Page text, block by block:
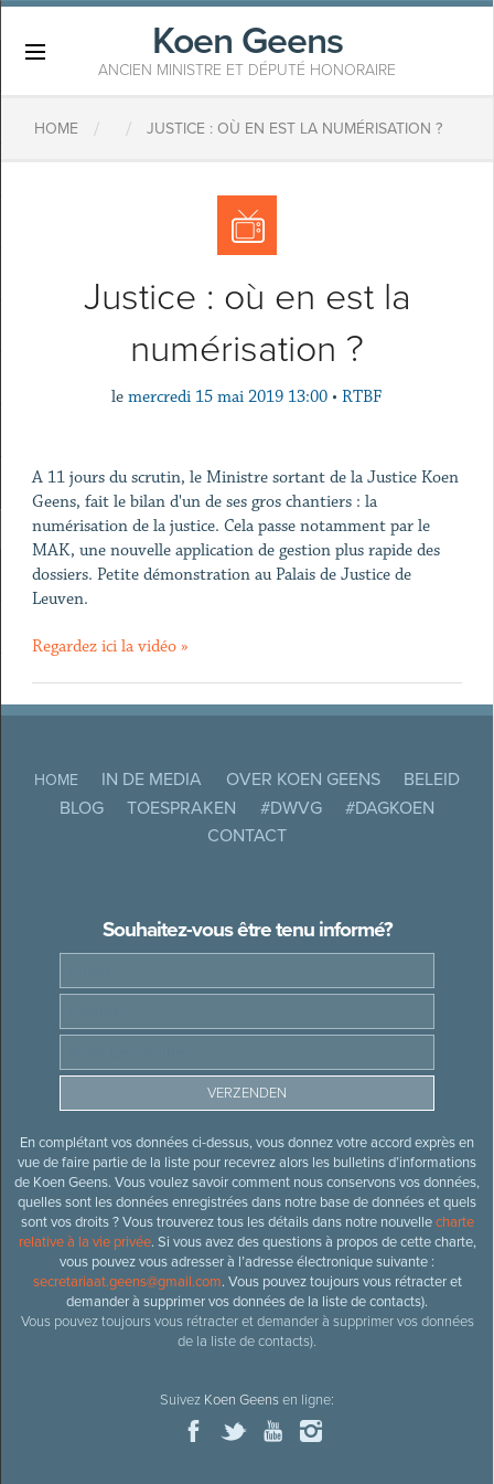
Koen Geens
ANCIEN MINISTRE ET DÉPUTÉ HONORAIRE
HOME / / JUSTICE : OÙ EN EST LA NUMÉRISATION ?
Justice : où en est la
numérisation ?
le mercredi 15 mai 2019 13:00 • RTBF
A 11 jours du scrutin, le Ministre sortant de la Justice Koen
Geens, fait le bilan d'un de ses gros chantiers : la
numérisation de la justice. Cela passe notamment par le
MAK, une nouvelle application de gestion plus rapide des
dossiers. Petite démonstration au Palais de Justice de
Leuven.
Regardez ici la vidéo »
HOME IN DE MEDIA OVER KOEN GEENS
BELEID
BLOG
TOESPRAKEN #DWVG
#DAGKOEN
CONTACT
Souhaitez-vous être tenu informé?
En complétant vos données ci-dessus, vous donnez votre accord exprès en
vue de faire partie de la liste pour recevrez alors les bulletins d’informations
de Koen Geens. Vous voulez savoir comment nous conservons vos données,
quelles sont les données enregistrées dans notre base de données et quels
sont vos droits ? Vous trouverez tous les détails dans notre nouvellecharte
relative à la vie privée. Si vous avez des questions à propos de cette charte,
vous pouvez vous adresser à l’adresse électronique suivante :
secretariaat.geens@gmail.com. Vous pouvez toujours vous rétracter et
demander à supprimer vos données de la liste de contacts).
Vous pouvez toujours vous rétracter et demander à supprimer vos données
de la liste de contacts).
Suivez Koen Geensen ligne: